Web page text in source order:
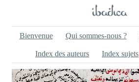
Bienvenue Qui sommes-nous ?
Index des auteurs Index sujets